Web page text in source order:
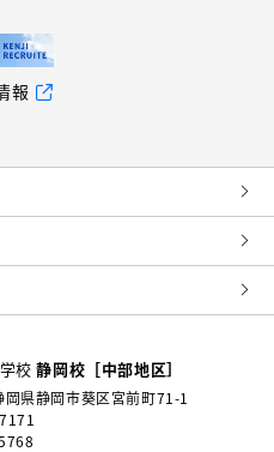
報
校静岡校［中部地区］
岡県静岡市葵区宮前町71-1